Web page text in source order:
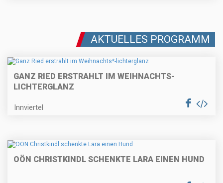
AKTUELLES PROGRAMM
GANZ RIED ERSTRAHLT IM WEIHNACHTS-
LICHTERGLANZ
Innviertel
OÖN CHRISTKINDL SCHENKTE LARA EINEN HUND